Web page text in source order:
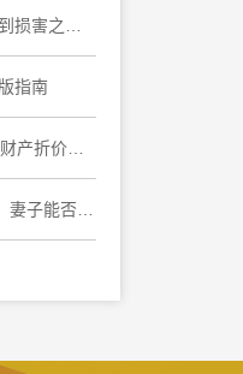
指南